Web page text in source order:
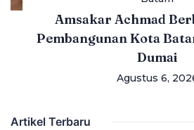
Amsakar Achmad
Pembangunan Kota
Dumai
Agustus 6,
Artikel Terbaru